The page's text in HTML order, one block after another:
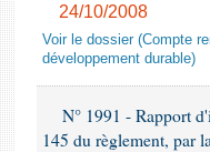
24/10/2008
Voir le dossier (Compte
développement durable)
N° 1991 - Rapport
145 du règlement, par